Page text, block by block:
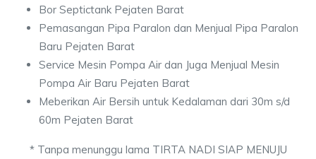
Bor Septictank Pejaten Barat
Pemasangan Pipa Paralon dan Menjual Pipa Paralon
Baru Pejaten Barat
Service Mesin Pompa Air dan Juga Menjual Mesin
Pompa Air Baru Pejaten Barat
Meberikan Air Bersih untuk Kedalaman dari 30m s/d
60m Pejaten Barat
* Tanpa menunggu lama TIRTA NADI SIAP MENUJU